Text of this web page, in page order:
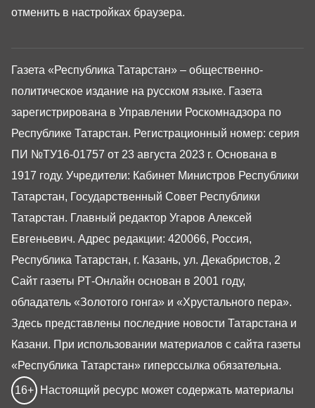
Газета «Республика Татарстан» – общественно-
политическое издание на русском языке. Газета
зарегистрирована в Управлении Роскомнадзора по
Республике Татарстан. Регистрационный номер: серия
ПИ №ТУ16-01757 от 23 августа 2023 г. Основана в
1917 году. Учредители: Кабинет Министров Республики
Татарстан, Государственный Совет Республики
Татарстан. Главный редактор Угаров Алексей
Евгеньевич. Адрес редакции: 420066, Россия,
Республика Татарстан, г. Казань, ул. Декабристов, 2
Сайт газеты РТ-Онлайн основан в 2001 году,
обладатель «Золотого гонга» и «Хрустального пера».
Здесь представлены последние новости Татарстана и
Казани. При использовании материалов с сайта газеты
«Республика Татарстан» гиперссылка обязательна.
16+ Настоящий ресурс может содержать материалы
отменить в настройках браузера.